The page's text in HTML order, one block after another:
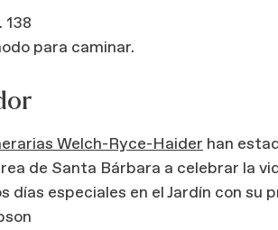
para caminar.
Welch-Ryce-Haider han
de Santa Bárbara a celebrar la
días especiales en el Jardín con su